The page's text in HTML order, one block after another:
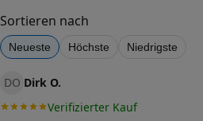
Dimension
Breite (in Zoll)
Größe (in Zoll)
Sortieren nach
Neueste Höchste Niedrigste
DO Dirk O.
Verifizierter Kauf